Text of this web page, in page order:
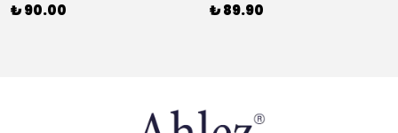
₺ 90.00 ₺ 89.90